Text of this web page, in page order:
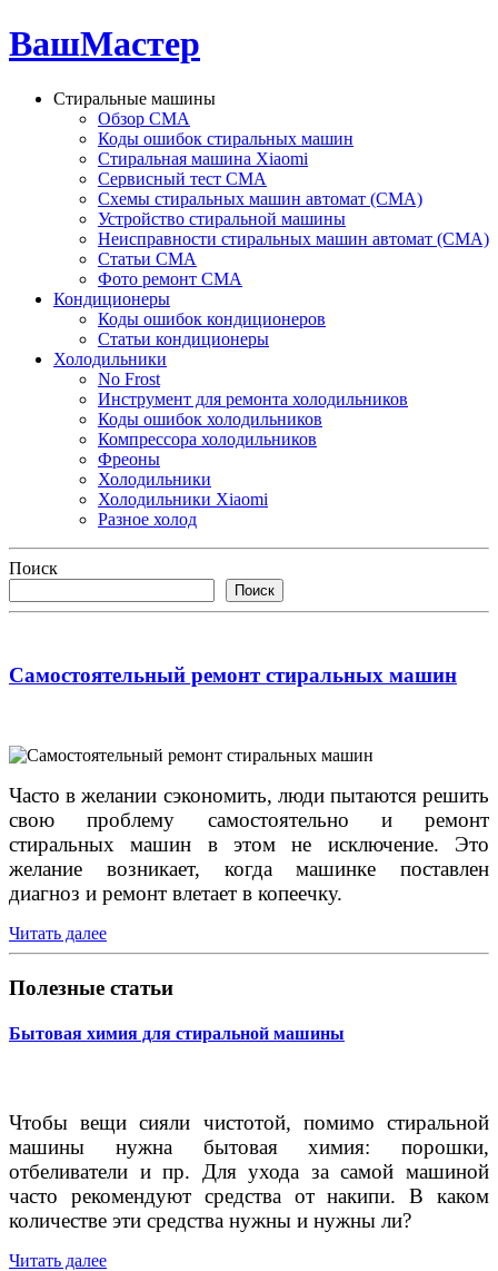
ВашМастер
Стиральные машины
Обзор СМА
Коды ошибок стиральных машин
Стиральная машина Xiaomi
Сервисный тест СМА
Схемы стиральных машин автомат (СМА)
Устройство стиральной машины
Неисправности стиральных машин автомат (СМА)
Статьи СМА
Фото ремонт СМА
Кондиционеры
Коды ошибок кондиционеров
Статьи кондиционеры
Холодильники
No Frost
Инструмент для ремонта холодильников
Коды ошибок холодильников
Компрессора холодильников
Фреоны
Холодильники
Холодильники Xiaomi
Разное холод
Поиск
Поиск
Самостоятельный ремонт стиральных машин
Часто в желании сэкономить, люди пытаются решить
свою проблему самостоятельно и ремонт
стиральных машин в этом не исключение. Это
желание возникает, когда машинке поставлен
диагноз и ремонт влетает в копеечку.
Читать далее
Полезные статьи
Бытовая химия для стиральной машины
Чтобы вещи сияли чистотой, помимо стиральной
машины нужна бытовая химия: порошки,
отбеливатели и пр. Для ухода за самой машиной
часто рекомендуют средства от накипи. В каком
количестве эти средства нужны и нужны ли?
Читать далее